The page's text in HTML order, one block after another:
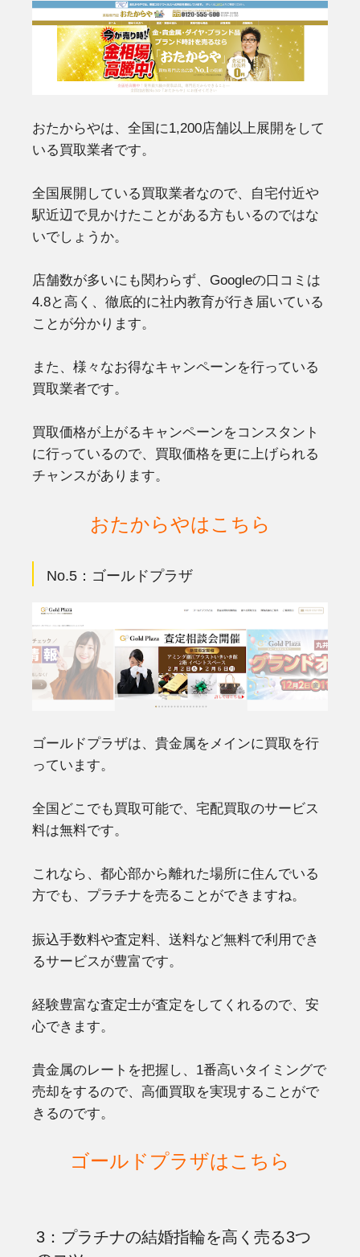
おたからやは、全国に1,200店舗以上展開をして
いる買取業者です。
全国展開している買取業者なので、自宅付近や
駅近辺で見かけたことがある方もいるのではな
いでしょうか。
店舗数が多いにも関わらず、Googleの口コミは
4.8と高く、徹底的に社内教育が行き届いている
ことが分かります。
また、様々なお得なキャンペーンを行っている
買取業者です。
買取価格が上がるキャンペーンをコンスタント
に行っているので、買取価格を更に上げられる
チャンスがあります。
おたからやはこちら
No.5： ゴールドプラザ
ゴールドプラザは、貴金属をメインに買取を行
っています。
全国どこでも買取可能で、宅配買取のサービス
料は無料です。
これなら、都心部から離れた場所に住んでいる
方でも、プラチナを売ることができますね。
振込手数料や査定料、送料など無料で利用でき
るサービスが豊富です。
経験豊富な査定士が査定をしてくれるので、安
心できます。
貴金属のレートを把握し、1番高いタイミングで
売却をするので、高価買取を実現することがで
きるのです。
ゴールドプラザはこちら
3：プラチナの結婚指輪を高く売る3つ